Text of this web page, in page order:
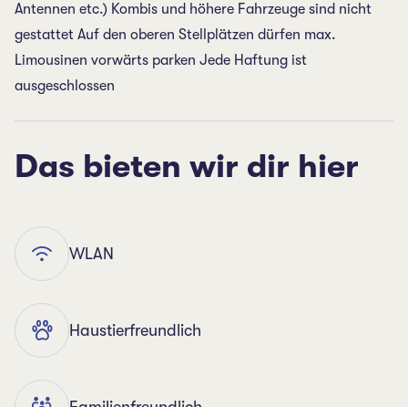
Antennen etc.) Kombis und höhere Fahrzeuge sind nicht
gestattet Auf den oberen Stellplätzen dürfen max.
Limousinen vorwärts parken Jede Haftung ist
ausgeschlossen
Das bieten wir dir hier
WLAN
Haustierfreundlich